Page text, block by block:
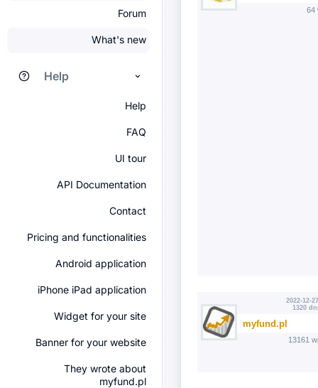
Forum
What's new
Help
Help
FAQ
UI tour
API Documentation
Contact
Pricing and functionalities
Android application
iPhone iPad application
Widget for your site
Banner for your website
They wrote about
myfund.pl
64
2022-12-
1320
myfund.pl
13161